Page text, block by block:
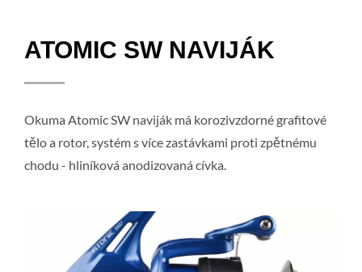
ATOMIC SW NAVIJÁK
Okuma Atomic SW naviják má korozivzdorné grafitové
tělo a rotor, systém s více zastávkami proti zpětnému
chodu - hliníková anodizovaná cívka.